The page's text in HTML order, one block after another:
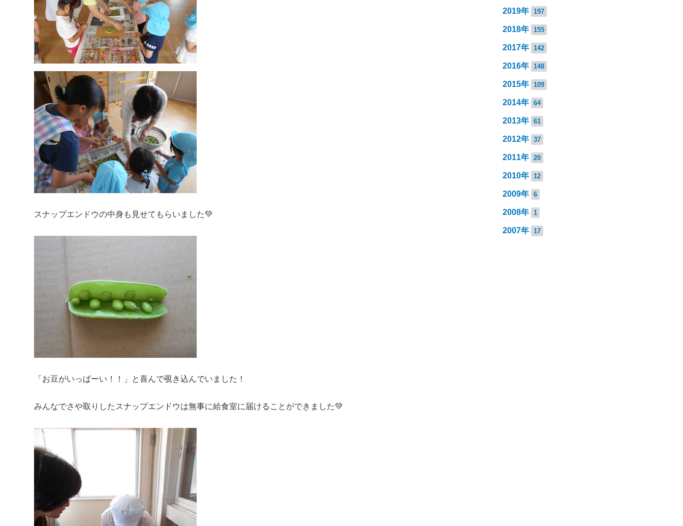
スナップエンドウの中身も見せてもらいました💚
「お豆がいっぱーい！！」と喜んで覗き込んでいました！
みんなでさや取りしたスナップエンドウは無事に給食室に届けることができました💚
2019年 197
2018年 155
2017年 142
2016年 148
2015年 109
2014年 64
2013年 61
2012年 37
2011年 20
2010年 12
2009年 6
2008年 1
2007年 17